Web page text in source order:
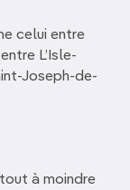
celui entre
L’Isle-
Joseph-de-
à moindre